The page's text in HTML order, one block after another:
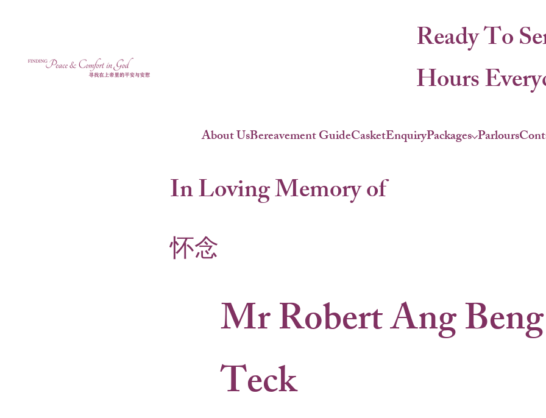
About UsBereavement GuideCasketEnquiryPackages Parlours
Ready To
Hours
In Loving Memory of
怀念
Mr Robert Ang Beng
Teck